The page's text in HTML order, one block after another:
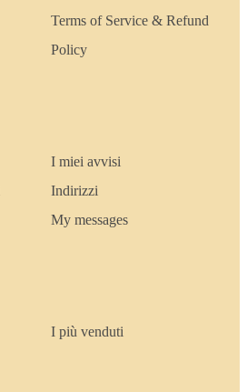
Terms of Service & Refund
Policy
I miei avvisi
Indirizzi
My messages
I più venduti